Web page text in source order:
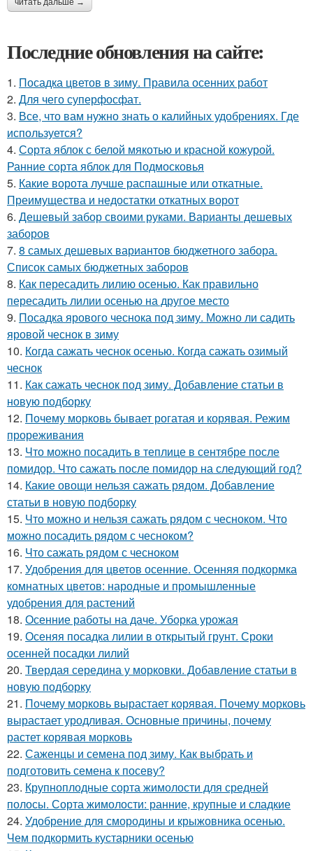
читать дальше →
Последние обновления на сайте:
1. Посадка цветов в зиму. Правила осенних работ
2. Для чего суперфосфат.
3. Все, что вам нужно знать о калийных удобрениях. Где
используется?
4. Сорта яблок с белой мякотью и красной кожурой.
Ранние сорта яблок для Подмосковья
5. Какие ворота лучше распашные или откатные.
Преимущества и недостатки откатных ворот
6. Дешевый забор своими руками. Варианты дешевых
заборов
7. 8 самых дешевых вариантов бюджетного забора.
Список самых бюджетных заборов
8. Как пересадить лилию осенью. Как правильно
пересадить лилии осенью на другое место
9. Посадка ярового чеснока под зиму. Можно ли садить
яровой чеснок в зиму
10. Когда сажать чеснок осенью. Когда сажать озимый
чеснок
11. Как сажать чеснок под зиму. Добавление статьи в
новую подборку
12. Почему морковь бывает рогатая и корявая. Режим
прореживания
13. Что можно посадить в теплице в сентябре после
помидор. Что сажать после помидор на следующий год?
14. Какие овощи нельзя сажать рядом. Добавление
статьи в новую подборку
15. Что можно и нельзя сажать рядом с чесноком. Что
можно посадить рядом с чесноком?
16. Что сажать рядом с чесноком
17. Удобрения для цветов осенние. Осенняя подкормка
комнатных цветов: народные и промышленные
удобрения для растений
18. Осенние работы на даче. Уборка урожая
19. Осеняя посадка лилии в открытый грунт. Сроки
осенней посадки лилий
20. Твердая середина у морковки. Добавление статьи в
новую подборку
21. Почему морковь вырастает корявая. Почему морковь
вырастает уродливая. Основные причины, почему
растет корявая морковь
22. Саженцы и семена под зиму. Как выбрать и
подготовить семена к посеву?
23. Крупноплодные сорта жимолости для средней
полосы. Сорта жимолости: ранние, крупные и сладкие
24. Удобрение для смородины и крыжовника осенью.
Чем подкормить кустарники осенью